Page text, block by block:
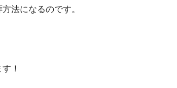
法になるのです。
！